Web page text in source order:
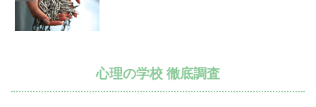
心理の学校 徹底調査